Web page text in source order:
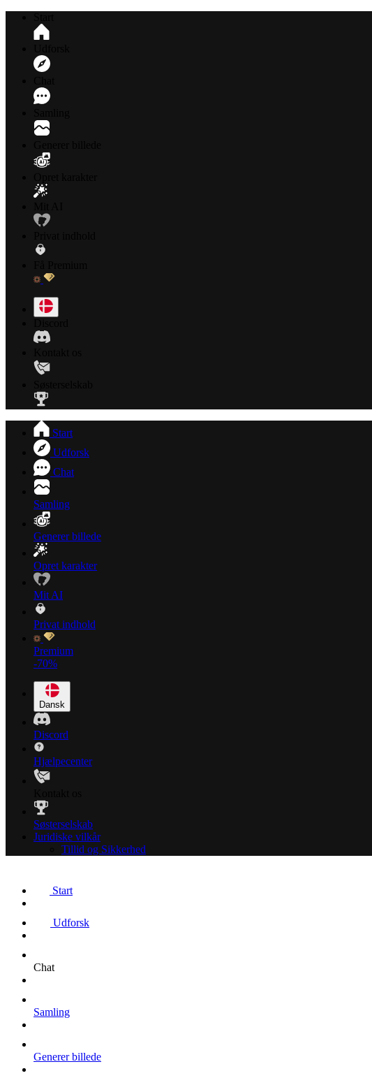
Start
Udforsk
Chat
Samling
Generer billede
Opret karakter
Mit AI
Privat indhold
Premium
-70%
Dansk
Discord
Hjælpecenter
Søsterselskab
Juridiske vilkår
Tillid og Sikkerhed
Start
Udforsk
Chat
Samling
Generer billede